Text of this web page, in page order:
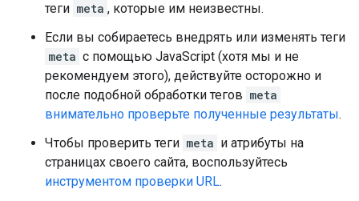
теги meta , которые им неизвестны.
Если вы собираетесь внедрять или изменять теги
meta с помощью JavaScript (хотя мы и не
рекомендуем этого), действуйте осторожно и
после подобной обработки тегов meta
внимательно проверьте полученные результаты.
Чтобы проверить теги meta и атрибуты на
страницах своего сайта, воспользуйтесь
инструментом проверки URL.